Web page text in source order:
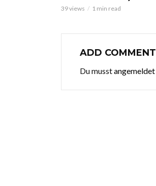
39 views 1 min read
ADD COMMENT
Du musstangemeldet